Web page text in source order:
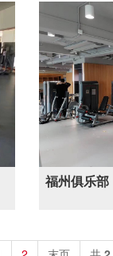
福州俱乐部